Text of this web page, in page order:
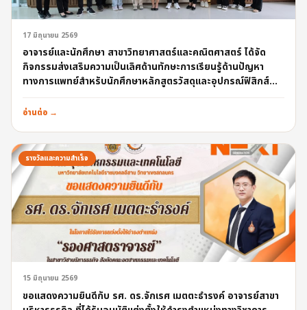
17 มิถุนายน 2569
อาจารย์และนักศึกษา สาขาวิทยาศาสตร์และคณิตศาสตร์ ได้จัด
กิจกรรมส่งเสริมความเป็นเลิศด้านทักษะการเรียนรู้ด้านปัญหา
ทางการแพทย์สำหรับนักศึกษาหลักสูตรวัสดุและอุปกรณ์ฟิสิกส์
อ่านต่อ →
รางวัลและความสำเร็จ
15 มิถุนายน 2569
ขอแสดงความยินดีกับ รศ. ดร.จักเรศ เมตตะธำรงค์ อาจารย์สาขา